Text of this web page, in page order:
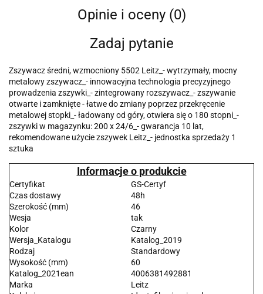
Opinie i oceny (0)
Zadaj pytanie
Zszywacz średni, wzmocniony 5502 Leitz_- wytrzymały, mocny
metalowy zszywacz_- innowacyjna technologia precyzyjnego
prowadzenia zszywki_- zintegrowany rozszywacz_- zszywanie
otwarte i zamknięte - łatwe do zmiany poprzez przekręcenie
metalowej stopki_- ładowany od góry, otwiera się o 180 stopni_-
zszywki w magazynku: 200 x 24/6_- gwarancja 10 lat,
rekomendowane użycie zszywek Leitz_- jednostka sprzedaży 1
sztuka
Informacje o produkcie
Certyfikat
GS-Certyf
Czas dostawy
48h
Szerokość (mm)
46
Wesja
tak
Kolor
Czarny
Wersja_Katalogu
Katalog_2019
Rodzaj
Standardowy
Wysokość (mm)
60
Katalog_2021ean
4006381492881
Marka
Leitz